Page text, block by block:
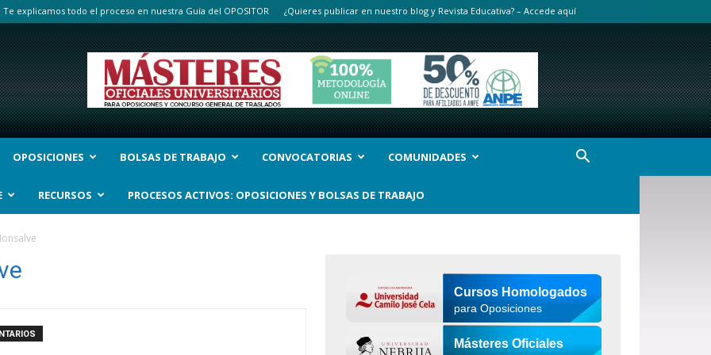
Te explicamos todo el proceso en nuestra Guía del OPOSITOR ¿Quieres publicar en nuestro blog y Revista Educativa? – Accede aquí
OPOSICIONES BOLSAS DE TRABAJO CONVOCATORIAS COMUNIDADES
RECURSOS PROCESOS ACTIVOS: OPOSICIONES Y BOLSAS DE TRABAJO
Cursos Homologados
para Oposiciones
Másteres Oficiales